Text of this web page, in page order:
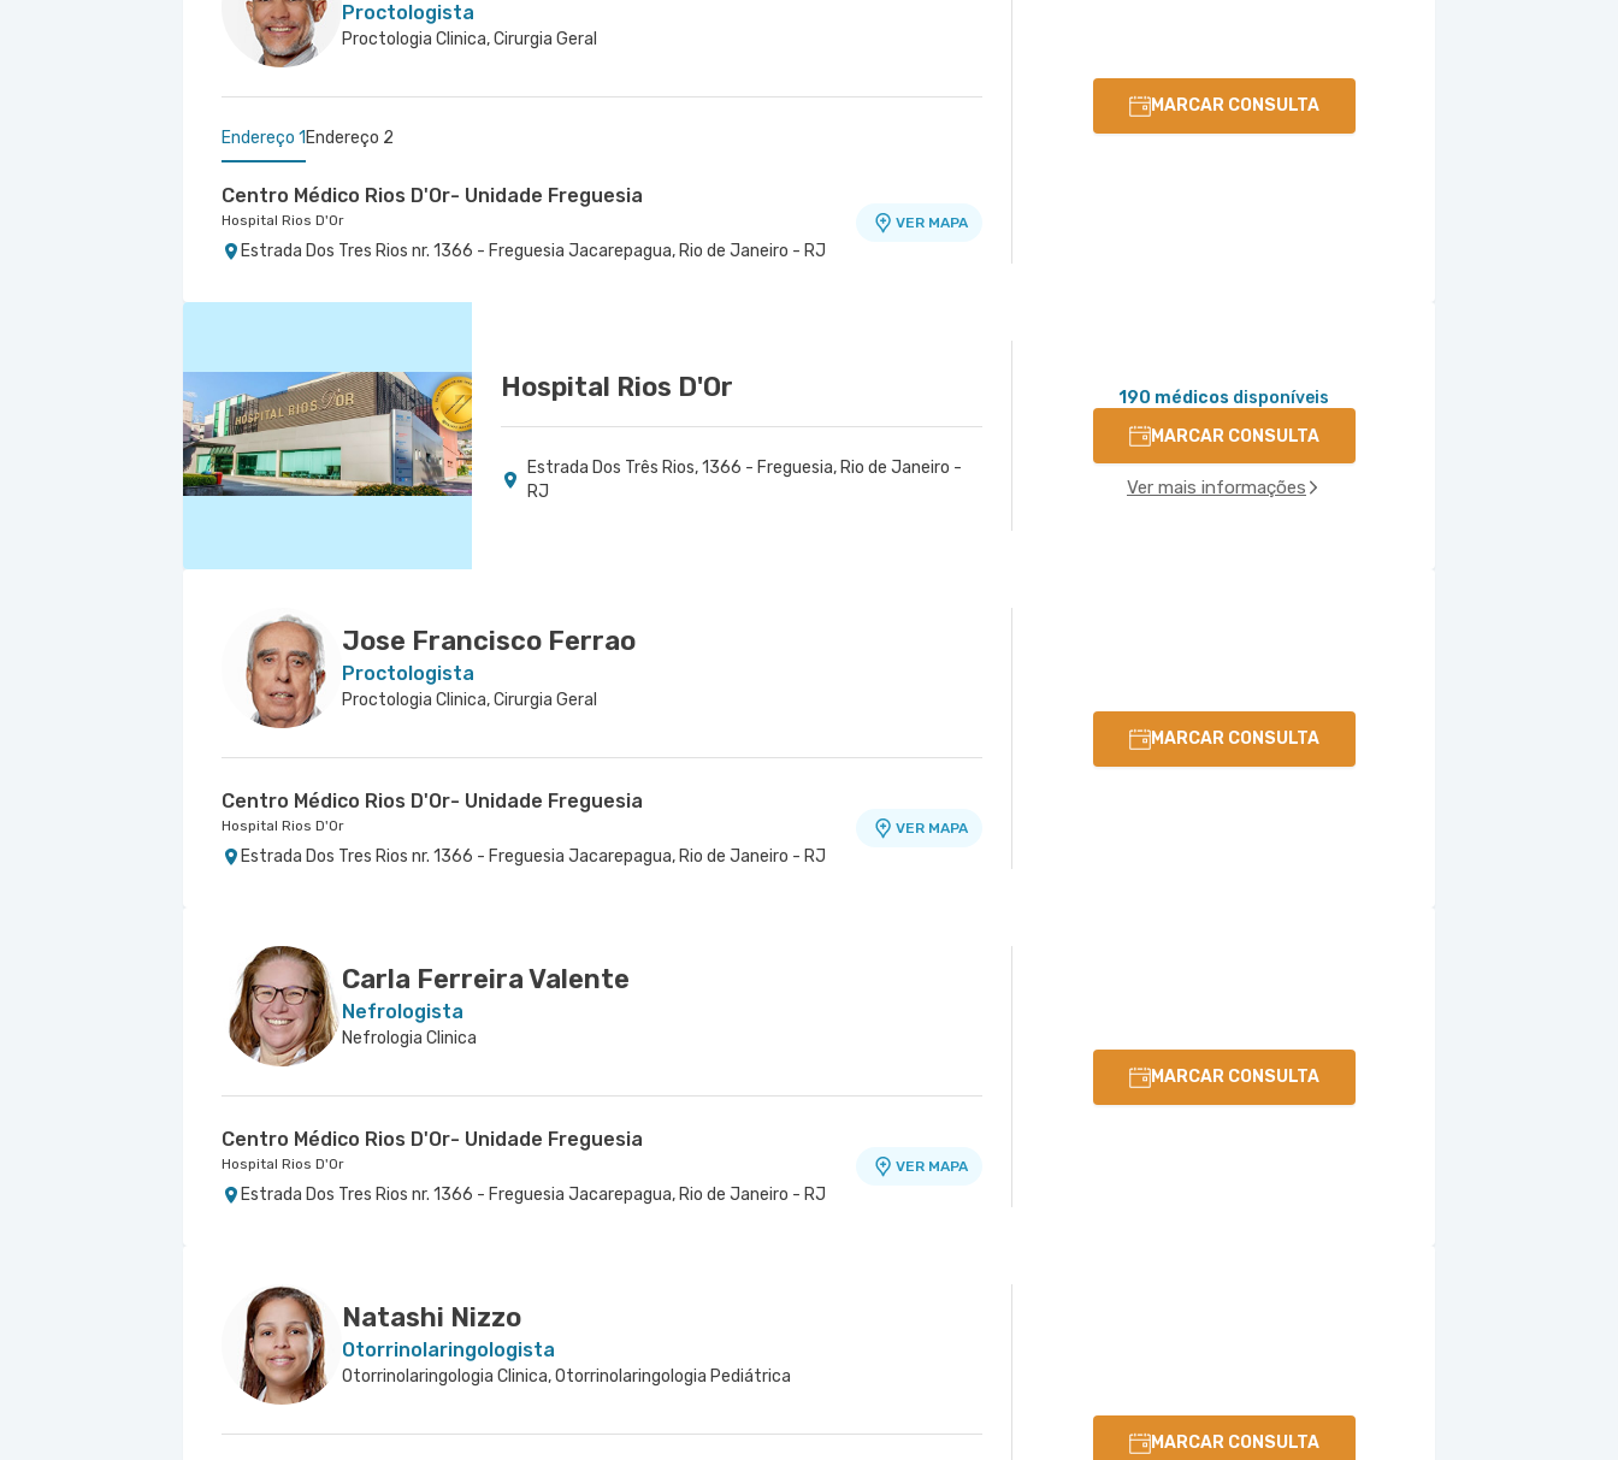
Proctologista
Proctologia Clinica, Cirurgia Geral
MARCAR CONSULTA
Endereço 1 Endereço 2
Centro Médico Rios D'Or- Unidade Freguesia
Hospital Rios D'Or
Estrada Dos Tres Rios nr. 1366 - Freguesia Jacarepagua, Rio de Janeiro - RJ
VER MAPA
Hospital Copa D'Or
Hospital Rios D'Or
Estrada Dos Três Rios, 1366 - Freguesia, Rio de Janeiro -
RJ
190 médicos disponíveis
MARCAR CONSULTA
Ver mais informações
Jose Francisco Ferrao
Proctologista
Proctologia Clinica, Cirurgia Geral
MARCAR CONSULTA
Centro Médico Rios D'Or- Unidade Freguesia
Hospital Rios D'Or
Estrada Dos Tres Rios nr. 1366 - Freguesia Jacarepagua, Rio de Janeiro - RJ
VER MAPA
Carla Ferreira Valente
Nefrologista
Nefrologia Clinica
MARCAR CONSULTA
Centro Médico Rios D'Or- Unidade Freguesia
Hospital Rios D'Or
Estrada Dos Tres Rios nr. 1366 - Freguesia Jacarepagua, Rio de Janeiro - RJ
VER MAPA
Natashi Nizzo
Otorrinolaringologista
Otorrinolaringologia Clinica, Otorrinolaringologia Pediátrica
MARCAR CONSULTA